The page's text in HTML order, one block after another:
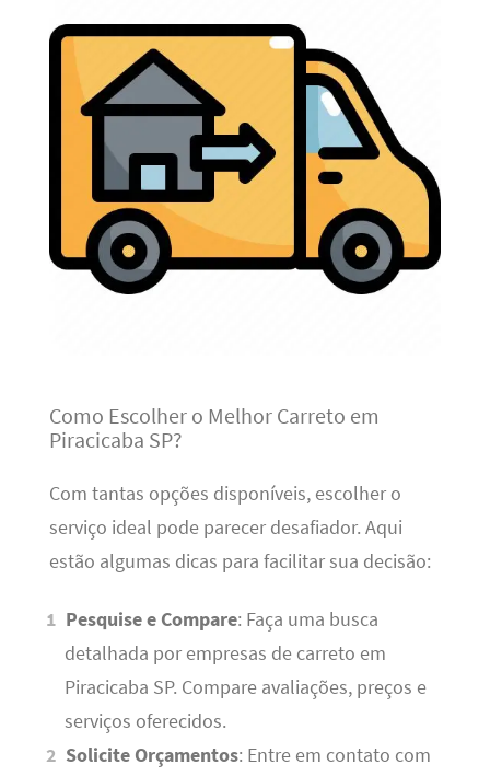
Como Escolher o Melhor Carreto em
Piracicaba SP?
Com tantas opções disponíveis, escolher o
serviço ideal pode parecer desafiador. Aqui
estão algumas dicas para facilitar sua decisão:
Pesquise e Compare: Faça uma busca
detalhada por empresas de carreto em
Piracicaba SP. Compare avaliações, preços e
serviços oferecidos.
Solicite Orçamentos: Entre em contato com